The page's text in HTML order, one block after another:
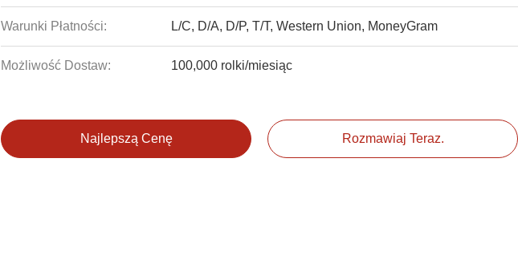
Warunki Płatności: L/C, D/A, D/P, T/T, Western Union, MoneyGram
Możliwość Dostaw: 100,000 rolki/miesiąc
Najlepszą Cenę Rozmawiaj Teraz.